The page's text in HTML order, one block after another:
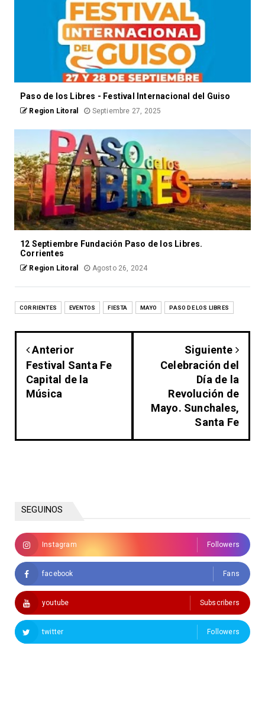
Paso de los Libres - Festival Internacional del Guiso
Region Litoral Septiembre 27, 2025
12 Septiembre Fundación Paso de los Libres.
Corrientes
Region Litoral Agosto 26, 2024
CORRIENTES EVENTOS FIESTA MAYO PASO DE LOS LIBRES
Anterior
Festival Santa Fe
Capital de la
Música
Siguiente
Celebración del
Día de la
Revolución de
Mayo. Sunchales,
Santa Fe
SEGUINOS
Instagram Followers
facebook Fans
youtube Subscribers
twitter Followers